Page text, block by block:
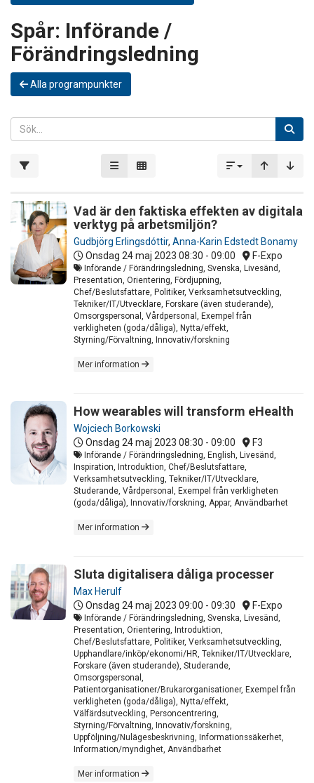
Spår: Införande /
Förändringsledning
Alla programpunkter
Vad är den faktiska effekten av digitala
verktyg på arbetsmiljön?
Gudbjörg Erlingsdóttir, Anna-Karin Edstedt Bonamy
Onsdag 24 maj 2023 08:30 - 09:00 F-Expo
Införande / Förändringsledning, Svenska, Livesänd,
Presentation, Orientering, Fördjupning,
Chef/Beslutsfattare, Politiker, Verksamhetsutveckling,
Tekniker/IT/Utvecklare, Forskare (även studerande),
Omsorgspersonal, Vårdpersonal, Exempel från
verkligheten (goda/dåliga), Nytta/effekt,
Styrning/Förvaltning, Innovativ/forskning
Mer information
How wearables will transform eHealth
Wojciech Borkowski
Onsdag 24 maj 2023 08:30 - 09:00 F3
Införande / Förändringsledning, English, Livesänd,
Inspiration, Introduktion, Chef/Beslutsfattare,
Verksamhetsutveckling, Tekniker/IT/Utvecklare,
Studerande, Vårdpersonal, Exempel från verkligheten
(goda/dåliga), Innovativ/forskning, Appar, Användbarhet
Mer information
Sluta digitalisera dåliga processer
Max Herulf
Onsdag 24 maj 2023 09:00 - 09:30 F-Expo
Införande / Förändringsledning, Svenska, Livesänd,
Presentation, Orientering, Introduktion,
Chef/Beslutsfattare, Politiker, Verksamhetsutveckling,
Upphandlare/inköp/ekonomi/HR, Tekniker/IT/Utvecklare,
Forskare (även studerande), Studerande,
Omsorgspersonal,
Patientorganisationer/Brukarorganisationer, Exempel från
verkligheten (goda/dåliga), Nytta/effekt,
Välfärdsutveckling, Personcentrering,
Styrning/Förvaltning, Innovativ/forskning,
Uppföljning/Nulägesbeskrivning, Informationssäkerhet,
Information/myndighet, Användbarhet
Mer information